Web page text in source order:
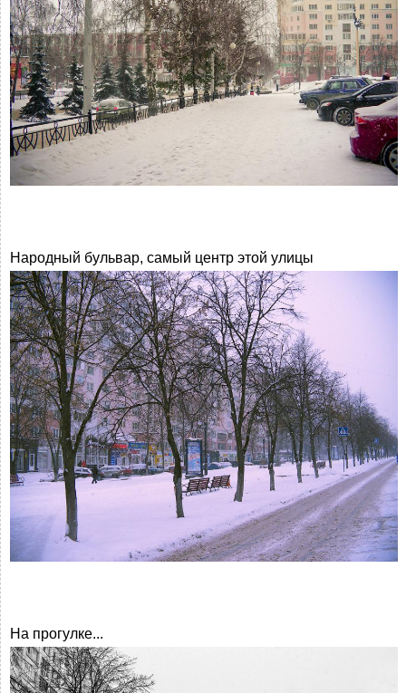
Народный бульвар, самый центр этой улицы
На прогулке...